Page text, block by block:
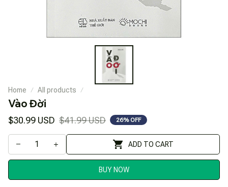
Home All products
Vào Đời
$30.99 USD $41.99 USD 26% OFF
ADD TO CART
BUY NOW